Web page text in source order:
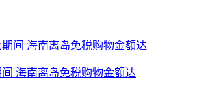
海南离岛免税购物金额达